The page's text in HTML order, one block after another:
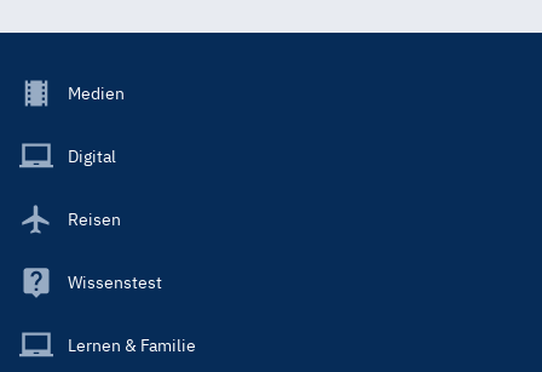
Footer
Main
Medien
Digital
Reisen
Wissenstest
Lernen & Familie